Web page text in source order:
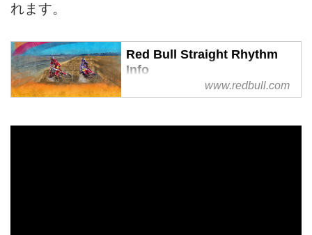
れます。
Red Bull Straight Rhythm
Info
www.redbull.com